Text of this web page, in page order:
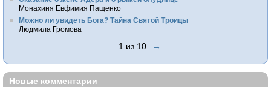
Монахиня Евфимия Пащенко
Можно ли увидеть Бога? Тайна Святой Троицы
Людмила Громова
1 из 10 →
Новые комментарии